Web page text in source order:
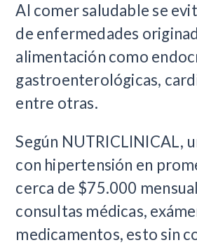
Al comer saludable se
de enfermedades
alimentación como
gastroenterológicas,
entre otras.
Según NUTRICLINICAL,
con hipertensión en
cerca de $75.000
consultas médicas,
medicamentos, esto sin